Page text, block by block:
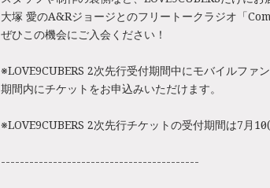
大塚 愛のA&Rジョージとのフリートークラジオ「
ぜひこの機会にご入会ください！
※LOVE9CUBERS 2次先行受付期間中にモバイルファ
期間内にチケットをお申込みいただけます。
※LOVE9CUBERS 2次先行チケットの受付期間は7月10
------------------------------------------